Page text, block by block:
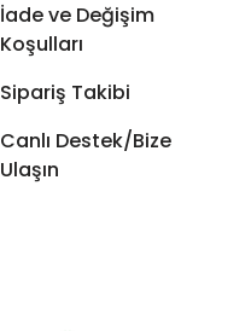
İade ve Değişim
Koşulları
Sipariş Takibi
Canlı Destek/Bize
Ulaşın